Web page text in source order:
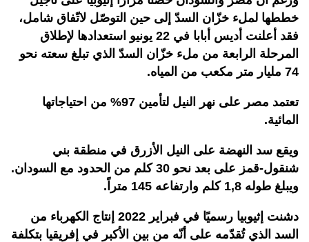
خططها لملء خزّان السدّ إلى حين التوصّل لاتّفاق شامل،
فقد أعلنت أديس أبابا في 22 يونيو استعدادها لإطلاق
المرحلة الرابعة من ملء خزّان السدّ الذي تبلغ سعته نحو
74 مليار متر مكعب من المياه.
تعتمد مصر على نهر النيل لتأمين 97% من احتياجاتها
المائية.
ويقع سد النهضة على النيل الأزرق في منطقة بني
شنقول-قمز على بعد نحو 30 كلم من الحدود مع السودان.
ويبلغ طوله 1,8 كلم وارتفاعه 145 متراً.
دشنت إثيوبيا رسميًا في فبراير 2022 إنتاج الكهرباء من
السد الذي تُقدّمه على أنّه من بين الأكبر في إفريقيا بتكلفة